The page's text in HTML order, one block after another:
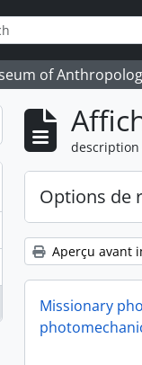
of
Options de
Aperçu avant
Missionary